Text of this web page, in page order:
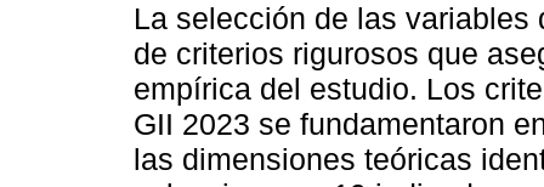
La selección de las
de criterios rigurosos que
empírica del estudio. Los
GII 2023 se fundamentaron
las dimensiones teóricas